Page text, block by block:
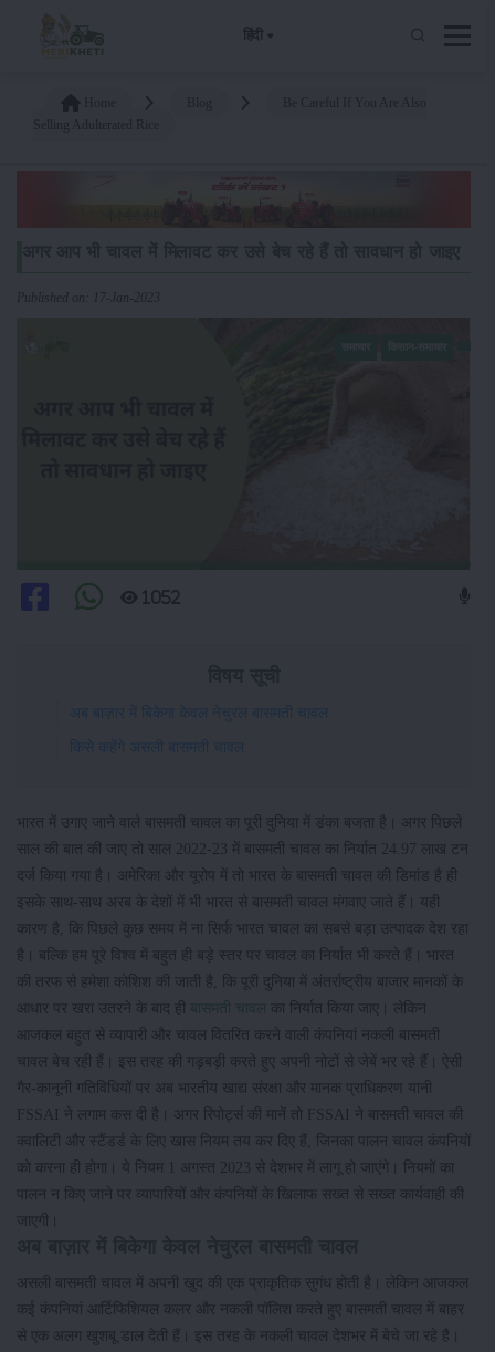
हिंदी
Published on: 17-Jan-2023
1052
अब बाज़ार में बिकेगा केवल नेचुरल बासमती चावल
किसे कहेंगे असली बासमती चावल
भारत में उगाए जाने वाले बासमती चावल का पूरी दुनिया में डंका बजता है। अगर पिछले
साल की बात की जाए तो साल 2022-23 में बासमती चावल का निर्यात 24.97 लाख टन
दर्ज किया गया है। अमेरिका और यूरोप में तो भारत के बासमती चावल की डिमांड है ही
इसके साथ-साथ अरब के देशों में भी भारत से बासमती चावल मंगवाए जाते हैं। यही
कारण है, कि पिछले कुछ समय में ना सिर्फ भारत चावल का सबसे बड़ा उत्पादक देश रहा
है। बल्कि हम पूरे विश्व में बहुत ही बड़े स्तर पर चावल का निर्यात भी करते हैं। भारत
की तरफ से हमेशा कोशिश की जाती है, कि पूरी दुनिया में अंतर्राष्ट्रीय बाजार मानकों के
आधार पर खरा उतरने के बाद ही
बासमती चावल का निर्यात किया जाए। लेकिन
आजकल बहुत से व्यापारी और चावल वितरित करने वाली कंपनियां नकली बासमती
चावल बेच रही हैं। इस तरह की गड़बड़ी करते हुए अपनी नोटों से जेबें भर रहे हैं। ऐसी
गैर-कानूनी गतिविधियों पर अब भारतीय खाद्य संरक्षा और मानक प्राधिकरण यानी
FSSAI ने लगाम कस दी है। अगर रिपोर्ट्स की मानें तो FSSAI ने बासमती चावल की
क्वालिटी और स्टैंडर्ड के लिए खास नियम तय कर दिए हैं, जिनका पालन चावल कंपनियों
को करना ही होगा। ये नियम 1 अगस्त 2023 से देशभर में लागू हो जाएंगे। नियमों का
पालन न किए जाने पर व्यापारियों और कंपनियों के खिलाफ सख्त से सख्त कार्यवाही की
जाएगी।
असली बासमती चावल में अपनी खुद की एक प्राकृतिक सुगंध होती है। लेकिन आजकल
कई कंपनियां आर्टिफिशियल कलर और नकली पॉलिश करते हुए बासमती चावल में बाहर
से एक अलग खुशबू डाल देती हैं। इस तरह के नकली चावल देशभर में बेचे जा रहे है।